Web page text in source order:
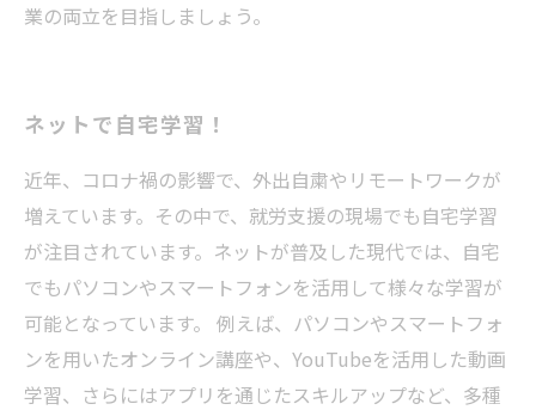
業の両立を目指しましょう。
ネットで自宅学習！
近年、コロナ禍の影響で、外出自粛やリモートワークが
増えています。その中で、就労支援の現場でも自宅学習
が注目されています。ネットが普及した現代では、自宅
でもパソコンやスマートフォンを活用して様々な学習が
可能となっています。 例えば、パソコンやスマートフォ
ンを用いたオンライン講座や、YouTubeを活用した動画
学習、さらにはアプリを通じたスキルアップなど、多種